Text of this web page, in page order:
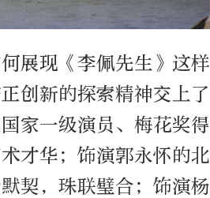
展现《李佩先生》这样
创新的探索精神交上了
家一级演员、梅花奖得
才华；饰演郭永怀的北
契，珠联璧合；饰演杨